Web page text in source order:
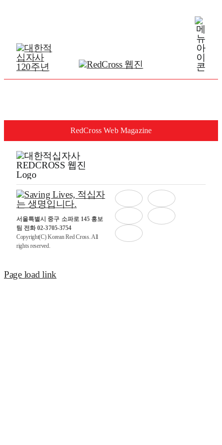
content
RedCross Web Magazine
서울특별시 중구 소파로 145 홍보
팀 전화 02-3705-3754
Copyright(C) Korean Red Cross. All
rights reserved.
Page load link